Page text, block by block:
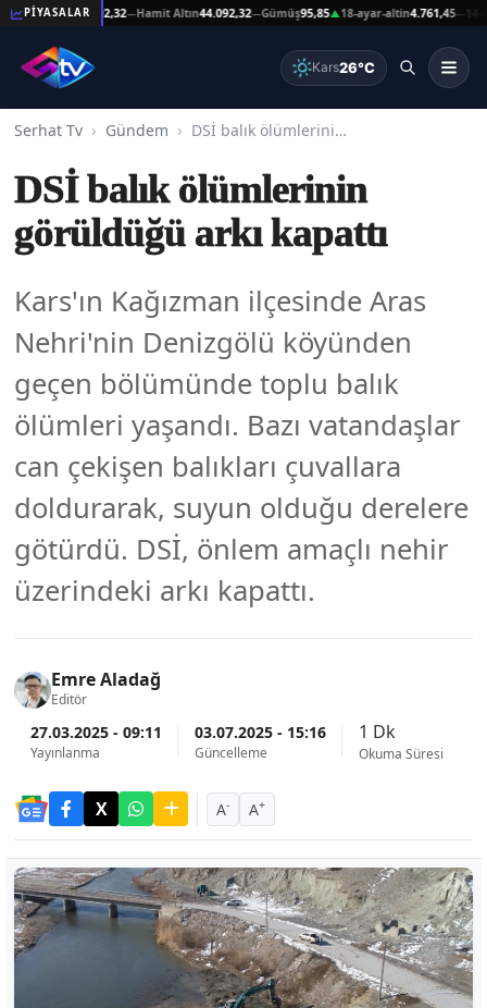
PİYASALAR
Altın44.092,32 —Hamit Altın44.092,32—Gümüş95,85▲18-ayar-altin4.761,45—14-
Kars26°C
Serhat Tv Gündem DSİ balık ölümlerinin görüldüğü arkı kapattı
DSİ balık ölümlerinin
görüldüğü arkı kapattı
Kars'ın Kağızman ilçesinde Aras
Nehri'nin Denizgölü köyünden
geçen bölümünde toplu balık
ölümleri yaşandı. Bazı vatandaşlar
can çekişen balıkları çuvallara
doldurarak, suyun olduğu derelere
götürdü. DSİ, önlem amaçlı nehir
üzerindeki arkı kapattı.
Emre Aladağ
Editör
27.03.2025 - 09:11
Yayınlanma
03.07.2025 - 15:16
Güncelleme
1 Dk
Okuma Süresi
A- A+